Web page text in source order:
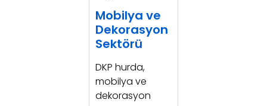
Mobilya ve
Dekorasyon
Sektörü
DKP hurda,
mobilya ve
dekorasyon